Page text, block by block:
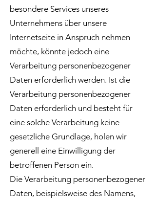
besondere Services unseres
Unternehmens über unsere
Internetseite in Anspruch nehmen
möchte, könnte jedoch eine
Verarbeitung personenbezogener
Daten erforderlich werden. Ist die
Verarbeitung personenbezogener
Daten erforderlich und besteht für
eine solche Verarbeitung keine
gesetzliche Grundlage, holen wir
generell eine Einwilligung der
betroffenen Person ein.
Die Verarbeitung personenbezogener
Daten, beispielsweise des Namens,